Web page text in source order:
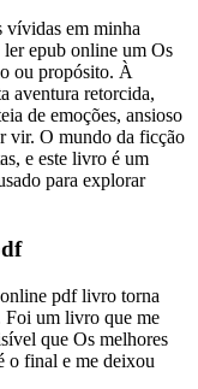
vívidas em minha
ler epub online um Os
ou propósito. À
aventura retorcida,
de emoções, ansioso
vir. O mundo da ficção
e este livro é um
para explorar
pdf livro torna
Foi um livro que me
que Os melhores
o final e me deixou